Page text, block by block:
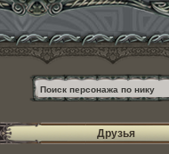
Друзья